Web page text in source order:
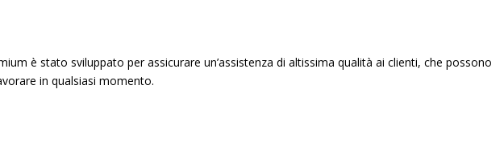
è stato sviluppato per assicurare un’assistenza di altissima qualità ai clienti, che possono
in qualsiasi momento.